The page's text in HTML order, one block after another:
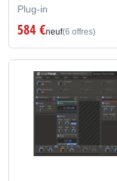
Plug-in
584 €neuf(6 offres)